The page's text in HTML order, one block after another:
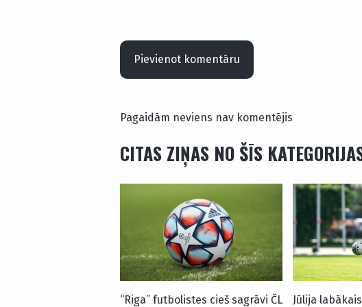
Pievienot komentāru
Pagaidām neviens nav komentējis
CITAS ZIŅAS NO ŠĪS
“Riga” futbolistes cieš sagrāvi ČL Jūlija